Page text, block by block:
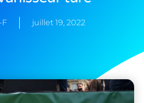
F juillet 19, 2022